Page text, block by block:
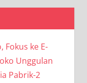
Fokus ke E-
Unggulan
Pabrik-2